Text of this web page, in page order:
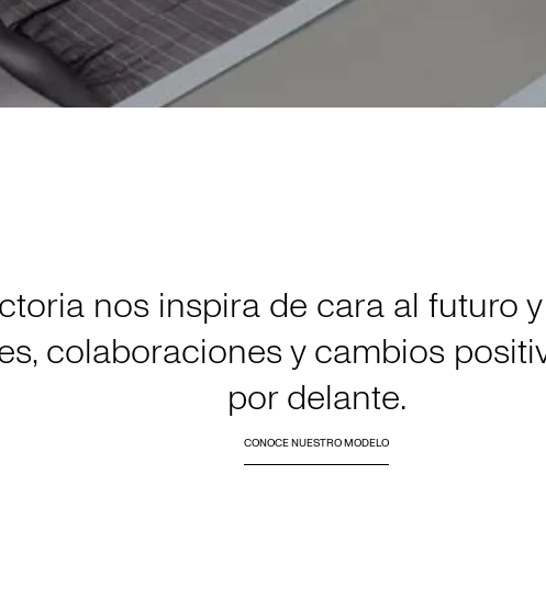
nos inspira de cara al futuro
colaboraciones y cambios
por delante.
CONOCE NUESTRO MODELO